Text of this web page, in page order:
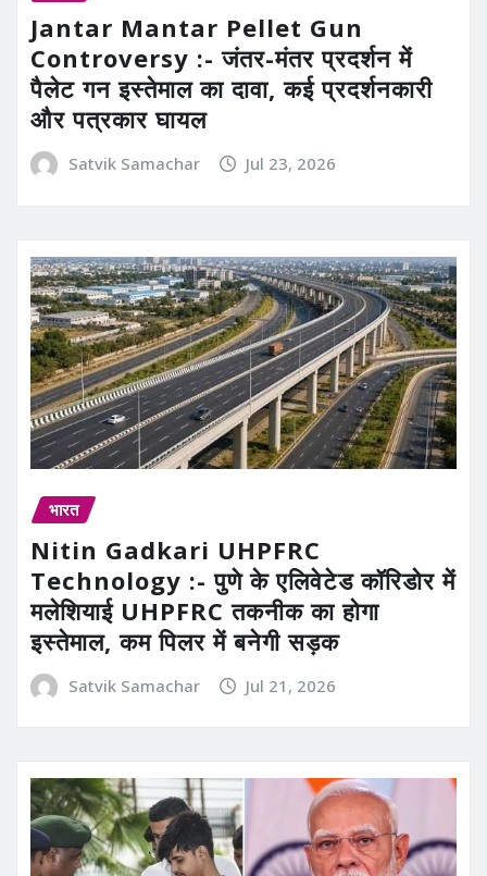
Jantar Mantar Pellet Gun
Controversy :- जंतर-मंतर प्रदर्शन में
पैलेट गन इस्तेमाल का दावा, कई प्रदर्शनकारी
और पत्रकार घायल
Satvik Samachar Jul 23, 2026
भारत
Nitin Gadkari UHPFRC
Technology :- पुणे के एलिवेटेड कॉरिडोर में
मलेशियाई UHPFRC तकनीक का होगा
इस्तेमाल, कम पिलर में बनेगी सड़क
Satvik Samachar Jul 21, 2026